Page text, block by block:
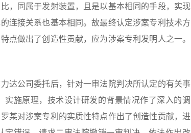
，同属于发射装置，且是以基本相同的手段，实现
连接关系也基本相同。故最终认定涉案专利技术方
点做出了创造性贡献，应为涉案专利发明人之一。
公司委托后，针对一审法院判决所认定的有关事
施原理，技术设计研发的背景情况作了深入的调
某对涉案专利的实质性特点作出了创造性贡献，进